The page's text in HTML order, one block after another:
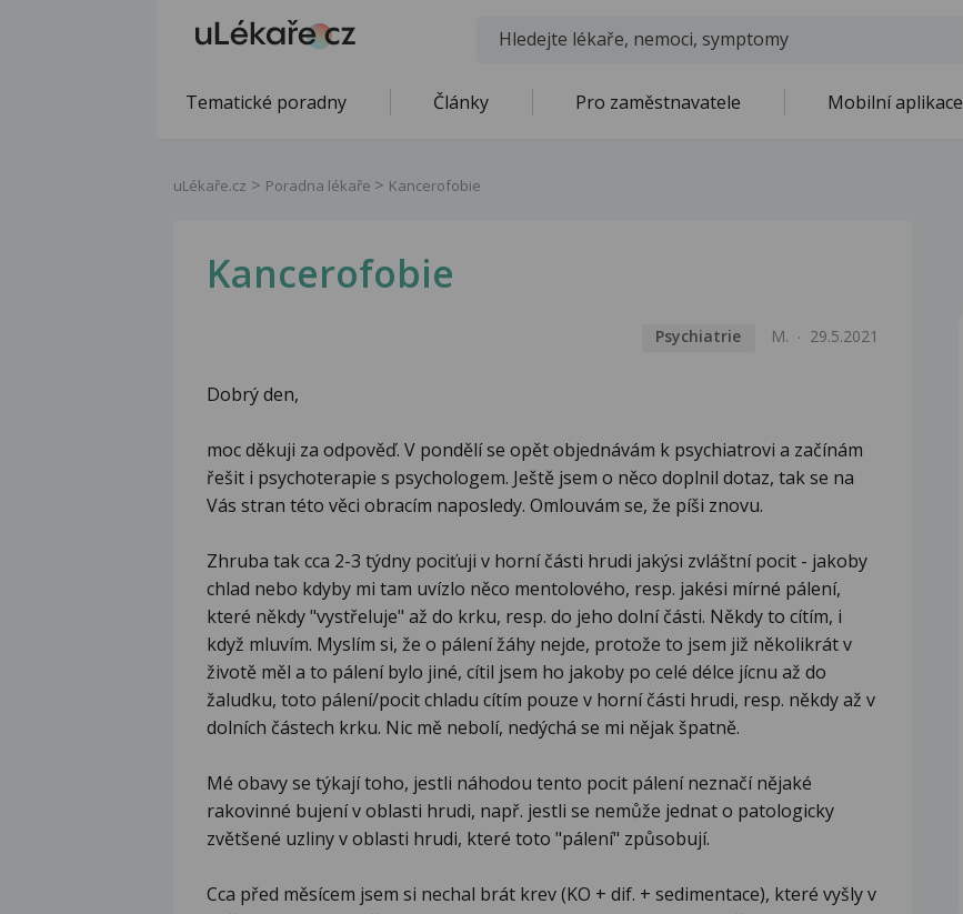
Tematické poradny Články Pro zaměstnavatele Mobilní aplikace
uLékaře.cz Poradna lékaře Kancerofobie
Kancerofobie
Psychiatrie M. 29.5.2021
Dobrý den,
moc děkuji za odpověď. V pondělí se opět objednávám k psychiatrovi a začínám
řešit i psychoterapie s psychologem. Ještě jsem o něco doplnil dotaz, tak se na
Vás stran této věci obracím naposledy. Omlouvám se, že píši znovu.
Zhruba tak cca 2-3 týdny pociťuji v horní části hrudi jakýsi zvláštní pocit - jakoby
chlad nebo kdyby mi tam uvízlo něco mentolového, resp. jakési mírné pálení,
které někdy "vystřeluje" až do krku, resp. do jeho dolní části. Někdy to cítím, i
když mluvím. Myslím si, že o pálení žáhy nejde, protože to jsem již několikrát v
životě měl a to pálení bylo jiné, cítil jsem ho jakoby po celé délce jícnu až do
žaludku, toto pálení/pocit chladu cítím pouze v horní části hrudi, resp. někdy až v
dolních částech krku. Nic mě nebolí, nedýchá se mi nějak špatně.
Mé obavy se týkají toho, jestli náhodou tento pocit pálení neznačí nějaké
rakovinné bujení v oblasti hrudi, např. jestli se nemůže jednat o patologicky
zvětšené uzliny v oblasti hrudi, které toto "pálení" způsobují.
Cca před měsícem jsem si nechal brát krev (KO + dif. + sedimentace), které vyšly v